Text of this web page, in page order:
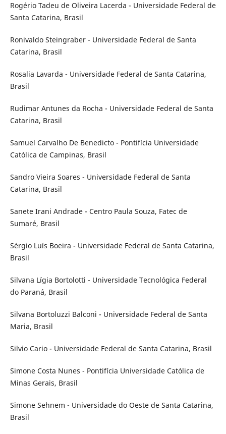
Rogério Tadeu de Oliveira Lacerda - Universidade Federal de
Santa Catarina, Brasil
Ronivaldo Steingraber - Universidade Federal de Santa
Catarina, Brasil
Rosalia Lavarda - Universidade Federal de Santa Catarina,
Brasil
Rudimar Antunes da Rocha - Universidade Federal de Santa
Catarina, Brasil
Samuel Carvalho De Benedicto - Pontifícia Universidade
Católica de Campinas, Brasil
Sandro Vieira Soares - Universidade Federal de Santa
Catarina, Brasil
Sanete Irani Andrade - Centro Paula Souza, Fatec de
Sumaré, Brasil
Sérgio Luís Boeira - Universidade Federal de Santa Catarina,
Brasil
Silvana Lígia Bortolotti - Universidade Tecnológica Federal
do Paraná, Brasil
Silvana Bortoluzzi Balconi - Universidade Federal de Santa
Maria, Brasil
Silvio Cario - Universidade Federal de Santa Catarina, Brasil
Simone Costa Nunes - Pontifícia Universidade Católica de
Minas Gerais, Brasil
Simone Sehnem - Universidade do Oeste de Santa Catarina,
Brasil